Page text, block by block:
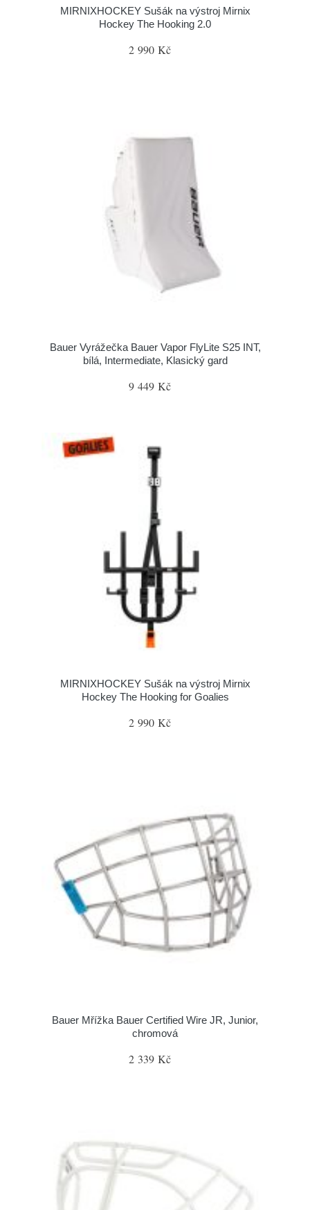
MIRNIXHOCKEY Sušák na výstroj Mirnix
Hockey The Hooking 2.0
2 990 Kč
Bauer Vyrážečka Bauer Vapor FlyLite S25 INT,
bílá, Intermediate, Klasický gard
9 449 Kč
MIRNIXHOCKEY Sušák na výstroj Mirnix
Hockey The Hooking for Goalies
2 990 Kč
Bauer Mřížka Bauer Certified Wire JR, Junior,
chromová
2 339 Kč